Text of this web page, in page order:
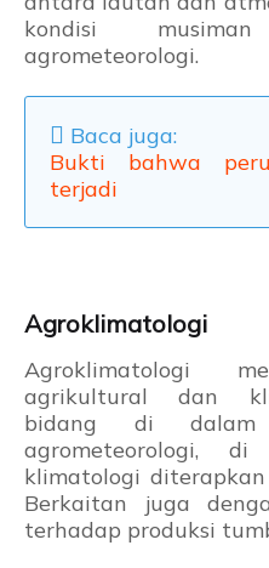
kondisi
agrometeorologi.
Baca juga:
Bukti bahwa
terjadi
Agroklimatologi
Agroklimatologi
agrikultural dan
bidang di dalam
agrometeorologi,
klimatologi
Berkaitan juga
terhadap produksi